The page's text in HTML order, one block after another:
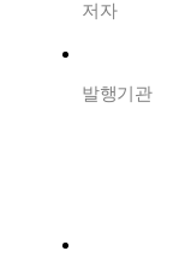
저자
발행기관